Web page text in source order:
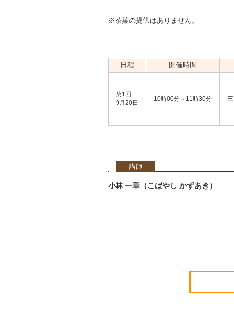
※茶菓の提供はありません。
日程 開催時間
第1回
9月20日
10時00分～11時30分
講師
小林 一章（こばやし かずあき）